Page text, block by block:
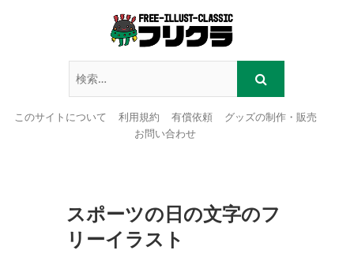
このサイトについて 利用規約 有償依頼
グッズの制作・販売
お問い合わせ
スポーツの日の文字のフ
リーイラスト